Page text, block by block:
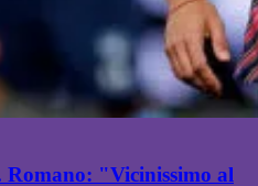
"Vicinissimo al